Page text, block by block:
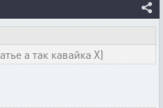
а так кавайка Х)